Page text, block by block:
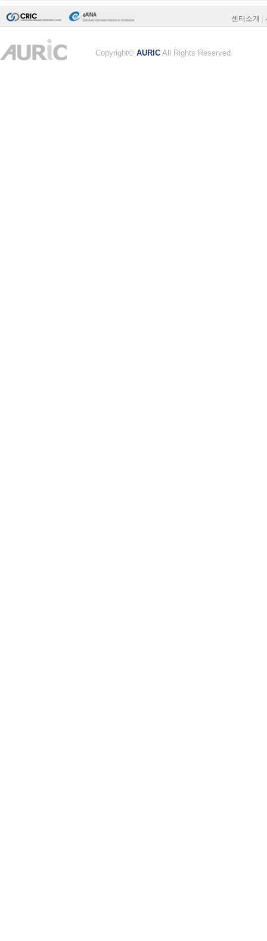
센터소개
Copyright© AURIC All Rights Reserved.